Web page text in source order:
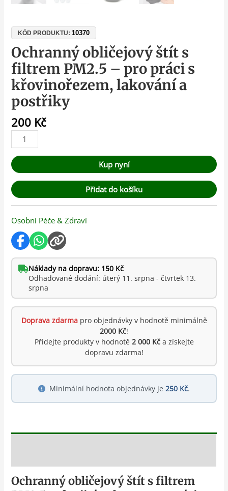
KÓD PRODUKTU:10370
Ochranný obličejový štít s
filtrem PM2.5 – pro práci s
křovinořezem, lakování a
postřiky
200 Kč
Kup nyní
Přidat do košíku
Osobní Péče & Zdraví
Náklady na dopravu: 150 Kč
Odhadované dodání: úterý 11. srpna - čtvrtek 13.
srpna
Doprava zdarmapro objednávky v hodnotě minimálně
2000 Kč!
Přidejte produkty v hodnotě 2 000 Kča získejte
dopravu zdarma!
Minimální hodnota objednávky je 250 Kč.
Ochranný obličejový štít s filtrem